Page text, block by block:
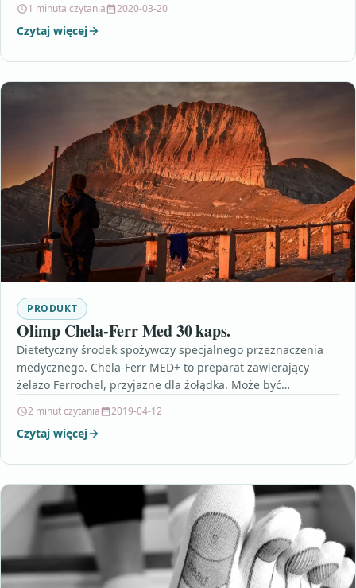
1 minuta czytania 2020-03-20
Czytaj więcej
PRODUKT
Olimp Chela-Ferr Med 30 kaps.
Dietetyczny środek spożywczy specjalnego przeznaczenia
medycznego. Chela-Ferr MED+ to preparat zawierający
żelazo Ferrochel, przyjazne dla żołądka. Może być
2 minut czytania 2019-04-12
Czytaj więcej